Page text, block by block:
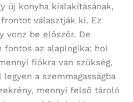
új konyha kialakításának,
választják ki. Ez
vonz be először. De
fontos az alaplogika: hol
fiókra van szükség,
a szemmagasságba
mennyi felső tároló